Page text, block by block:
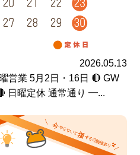
2026.05.13
業 5月2日・16日 🔴 GW
日曜定休 通常通り ━...